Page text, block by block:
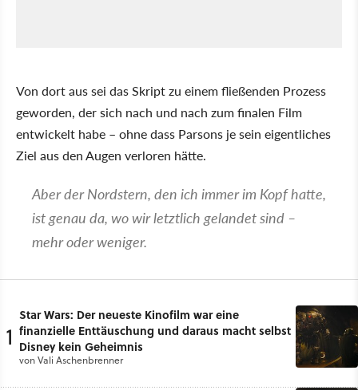
Von dort aus sei das Skript zu einem fließenden Prozess
geworden, der sich nach und nach zum finalen Film
entwickelt habe – ohne dass Parsons je sein eigentliches
Ziel aus den Augen verloren hätte.
Aber der Nordstern, den ich immer im Kopf hatte,
ist genau da, wo wir letztlich gelandet sind –
mehr oder weniger.
1
Star Wars: Der neueste Kinofilm war eine
finanzielle Enttäuschung und daraus macht selbst
Disney kein Geheimnis
vonVali Aschenbrenner